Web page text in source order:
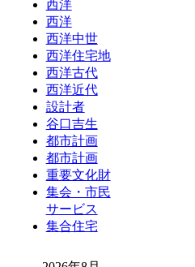
西洋
西洋
西洋中世
西洋住宅地
西洋古代
西洋近代
設計者
谷口吉生
都市計画
都市計画
重要文化財
集会・市民
サービス
集合住宅